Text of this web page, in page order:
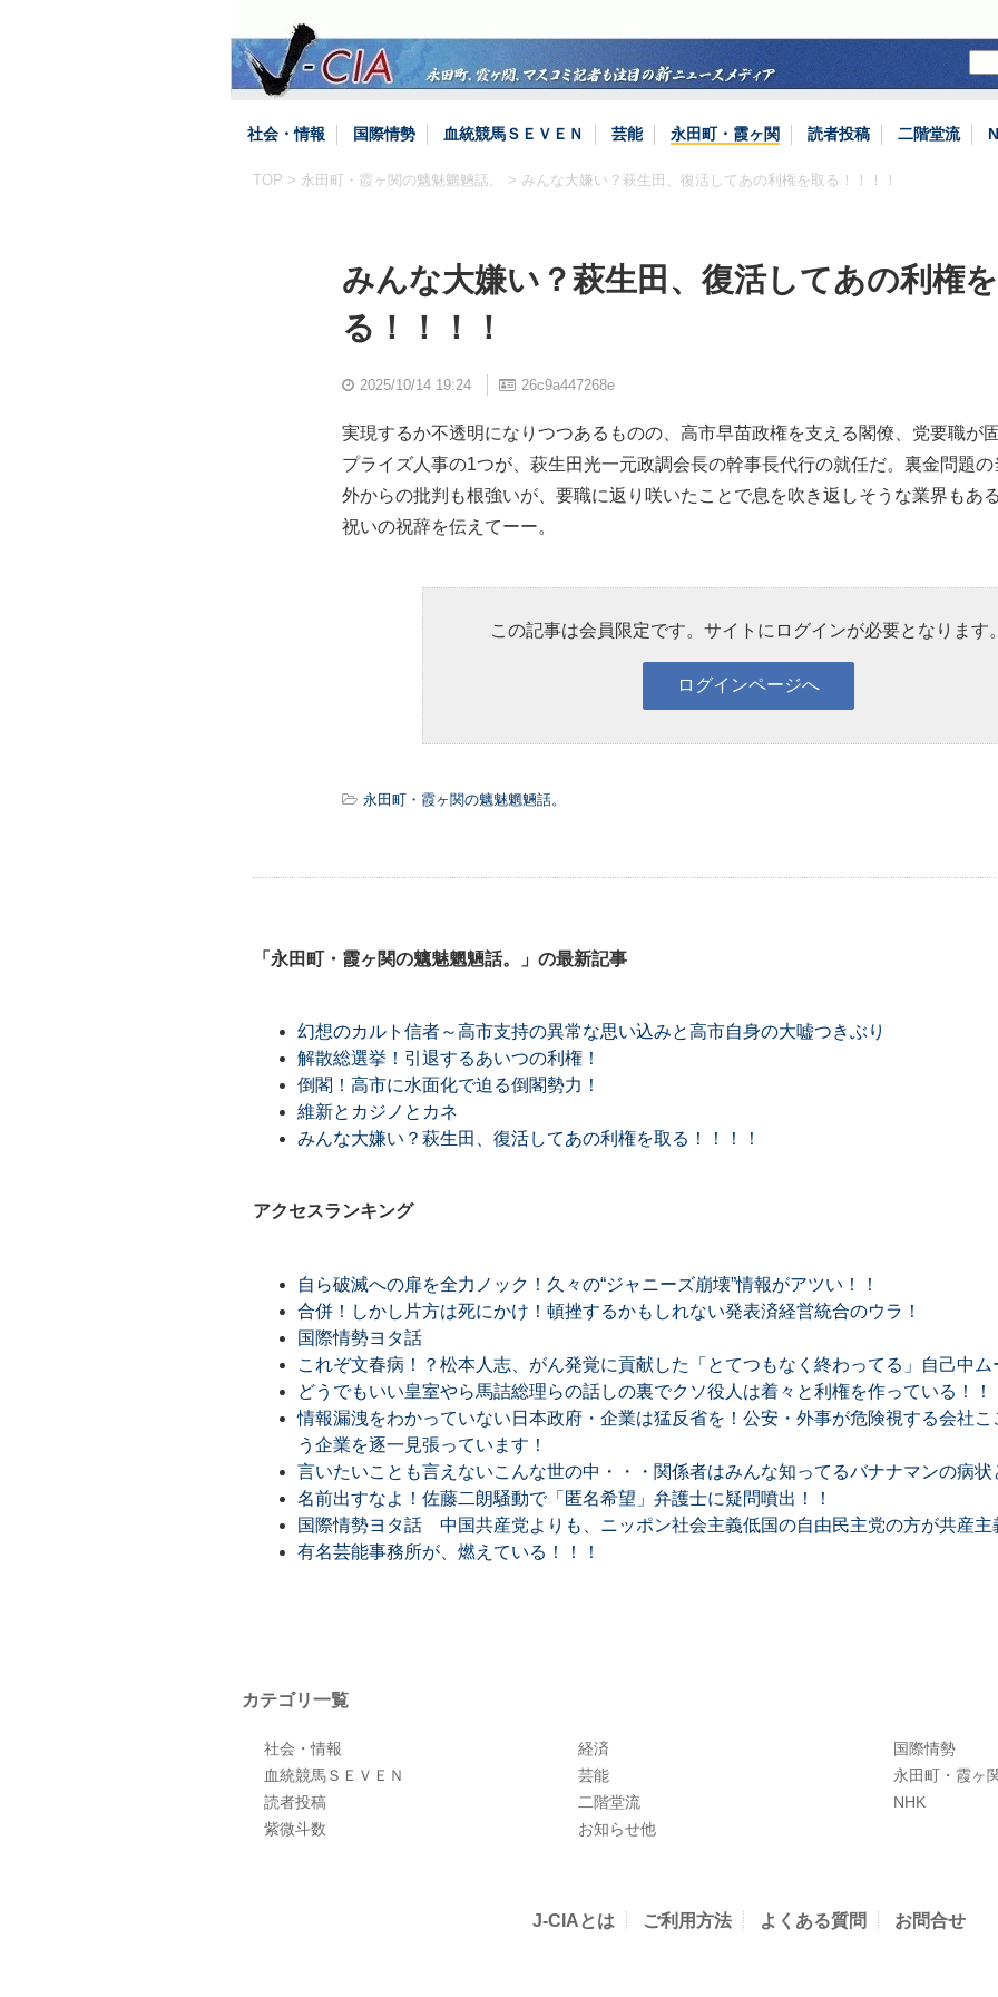
社会・情報 国際情勢 血統競馬ＳＥＶＥＮ 芸能 永田町・霞ヶ関 読者投稿 二階堂流
TOP > 永田町・霞ヶ関の魑魅魍魎話。 > みんな大嫌い？萩生田、復活してあの利権を取る！！！！
みんな大嫌い？萩生田、復活してあの利権
る！！！！
2025/10/14 19:24 26c9a447268e
実現するか不透明になりつつあるものの、高市早苗政権を支える閣僚、党要職が
プライズ人事の1つが、萩生田光一元政調会長の幹事長代行の就任だ。裏金問題
外からの批判も根強いが、要職に返り咲いたことで息を吹き返しそうな業界もあ
祝いの祝辞を伝えてーー。
この記事は会員限定です。サイトにログインが必要となります
永田町・霞ヶ関の魑魅魍魎話。
「永田町・霞ヶ関の魑魅魍魎話。」の最新記事
幻想のカルト信者～高市支持の異常な思い込みと高市自身の大嘘つきぶり
解散総選挙！引退するあいつの利権！
倒閣！高市に水面化で迫る倒閣勢力！
維新とカジノとカネ
みんな大嫌い？萩生田、復活してあの利権を取る！！！！
アクセスランキング
自ら破滅への扉を全力ノック！久々の“ジャニーズ崩壊”情報がアツい！！
合併！しかし片方は死にかけ！頓挫するかもしれない発表済経営統合のウラ！
国際情勢ヨタ話
これぞ文春病！？松本人志、がん発覚に貢献した「とてつもなく終わってる」自己中ム
どうでもいい皇室やら馬詰総理らの話しの裏でクソ役人は着々と利権を作っている！！
情報漏洩をわかっていない日本政府・企業は猛反省を！公安・外事が危険視する会社
う企業を逐一見張っています！
言いたいことも言えないこんな世の中・・・関係者はみんな知ってるバナナマンの病状
名前出すなよ！佐藤二朗騒動で「匿名希望」弁護士に疑問噴出！！
国際情勢ヨタ話 中国共産党よりも、ニッポン社会主義低国の自由民主党の方が共産主
有名芸能事務所が、燃えている！！！
カテゴリ一覧
社会・情報 経済
国際情勢
血統競馬ＳＥＶＥＮ
芸能
永田町・霞ヶ
読者投稿
二階堂流
NHK
紫微斗数
お知らせ他
J-CIAとは ご利用方法 よくある質問 お問合せ